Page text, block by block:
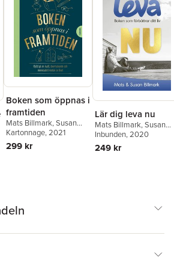
Boken som öppnas i
framtiden
Mats Billmark,Susan
Billmark
Kartonnage, 2021
299 kr
Lär dig leva nu
Mats Billmark,Susan
Billmark
Inbunden, 2020
249 kr